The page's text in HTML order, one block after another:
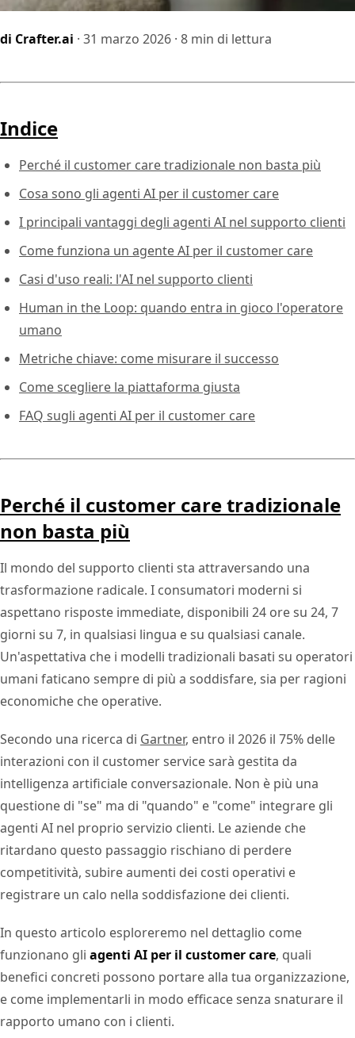
di Crafter.ai · 31 marzo 2026 · 8 min di lettura
Indice
Perché il customer care tradizionale non basta più
Cosa sono gli agenti AI per il customer care
I principali vantaggi degli agenti AI nel supporto clienti
Come funziona un agente AI per il customer care
Casi d'uso reali: l'AI nel supporto clienti
Human in the Loop: quando entra in gioco l'operatore
umano
Metriche chiave: come misurare il successo
Come scegliere la piattaforma giusta
FAQ sugli agenti AI per il customer care
Perché il customer care tradizionale
non basta più
Il mondo del supporto clienti sta attraversando una
trasformazione radicale. I consumatori moderni si
aspettano risposte immediate, disponibili 24 ore su 24, 7
giorni su 7, in qualsiasi lingua e su qualsiasi canale.
Un'aspettativa che i modelli tradizionali basati su operatori
umani faticano sempre di più a soddisfare, sia per ragioni
economiche che operative.
Secondo una ricerca di Gartner, entro il 2026 il 75% delle
interazioni con il customer service sarà gestita da
intelligenza artificiale conversazionale. Non è più una
questione di "se" ma di "quando" e "come" integrare gli
agenti AI nel proprio servizio clienti. Le aziende che
ritardano questo passaggio rischiano di perdere
competitività, subire aumenti dei costi operativi e
registrare un calo nella soddisfazione dei clienti.
In questo articolo esploreremo nel dettaglio come
funzionano gli agenti AI per il customer care, quali
benefici concreti possono portare alla tua organizzazione,
e come implementarli in modo efficace senza snaturare il
rapporto umano con i clienti.